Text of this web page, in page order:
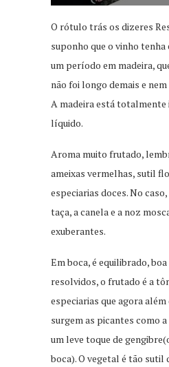
O rótulo trás os dizeres
suponho que o vinho tenha
um período em madeira,
não foi longo demais e
A madeira está totalmente
líquido.
Aroma muito frutado,
ameixas vermelhas, sutil
especiarias doces. No
taça, a canela e a noz
exuberantes.
Em boca, é equilibrado,
resolvidos, o frutado é a
especiarias que agora
surgem as picantes como
um leve toque de
boca). O vegetal é tão sutil